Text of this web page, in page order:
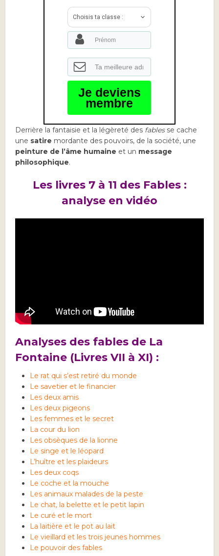
Choisis ta classe :
Je deviens
membre
Derrière la fantaisie et la légèreté des fablesse cache
une satire mordante des pouvoirs, de la société, une
peinture de l’âme humaine et un message
philosophique.
Les livres 7 à 11 des Fables :
analyse en vidéo
Analyses des fables de La
Fontaine (Livres VII à XI) :
Le rat qui s’est retiré du monde
Le savetier et le financier
Les deux amis
Les deux pigeons
Les femmes et le secret
La cour du lion
Les obsèques de la lionne
Le singe et le léopard
L’huître et les plaideurs
Les deux coqs
Le coche et la mouche
Les animaux malades de la peste
Le chat, la belette et le petit lapin
Le curé et le mort
La laitière et le pot au lait
Le vieillard et les trois jeunes hommes
Le pouvoir des fables